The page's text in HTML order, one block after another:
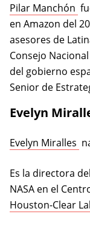
Pilar Manchón
en Amazon del
asesores de
Consejo
del gobierno
Senior de
Evelyn
Evelyn Miralles
Es la directora
NASA en el
Houston-Clear